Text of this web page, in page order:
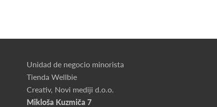
Unidad de negocio minorista
Tienda Wellbie
Creativ, Novi mediji d.o.o.
Mikloša Kuzmiča 7